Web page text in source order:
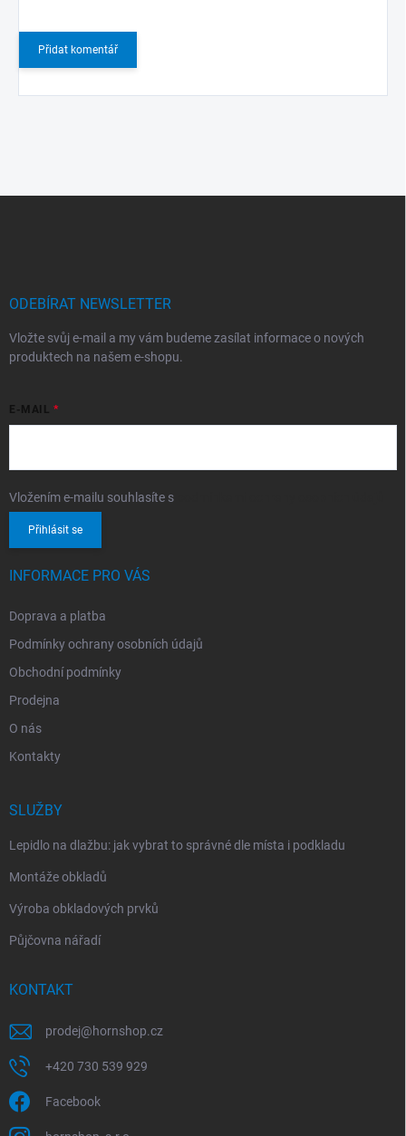
Přidat komentář
ODEBÍRAT NEWSLETTER
Vložte svůj e-mail a my vám budeme zasílat informace o nových
produktech na našem e-shopu.
E-MAIL
Vložením e-mailu souhlasíte s
Přihlásit se
INFORMACE PRO VÁS
Doprava a platba
Podmínky ochrany osobních údajů
Obchodní podmínky
Prodejna
O nás
Kontakty
SLUŽBY
Lepidlo na dlažbu: jak vybrat to správné dle místa i podkladu
Montáže obkladů
Výroba obkladových prvků
Půjčovna nářadí
KONTAKT
prodej@hornshop.cz
+420 730 539 929
Facebook